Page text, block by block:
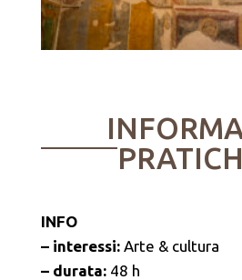
INFO
– interessi:Arte & cultura
– durata:48 h